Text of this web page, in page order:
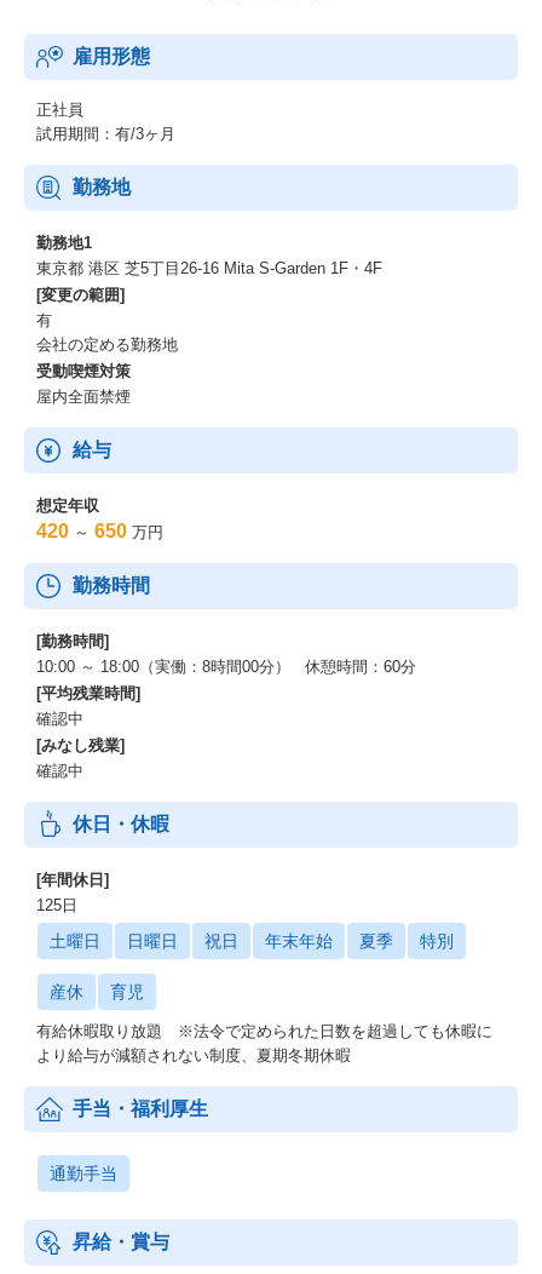
雇用形態
正社員
試用期間：有/3ヶ月
勤務地
勤務地1
東京都 港区 芝5丁目26-16 Mita S-Garden 1F・4F
[変更の範囲]
有
会社の定める勤務地
受動喫煙対策
屋内全面禁煙
給与
想定年収
420 ～ 650 万円
勤務時間
[勤務時間]
10:00 ～ 18:00（実働：8時間00分） 休憩時間：60分
[平均残業時間]
確認中
[みなし残業]
確認中
休日・休暇
[年間休日]
125日
土曜日 日曜日 祝日 年末年始 夏季 特別
産休 育児
有給休暇取り放題 ※法令で定められた⽇数を超過しても休暇に
より給与が減額されない制度、夏期冬期休暇
手当・福利厚生
通勤手当
昇給・賞与